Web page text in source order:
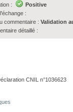
:
Positive
:
commentaire :Validation
détaillé :
CNIL n°1036623